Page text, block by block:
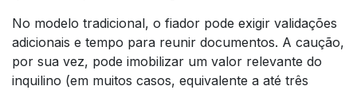
No modelo tradicional, o fiador pode exigir validações
adicionais e tempo para reunir documentos. A caução,
por sua vez, pode imobilizar um valor relevante do
inquilino (em muitos casos, equivalente a até três